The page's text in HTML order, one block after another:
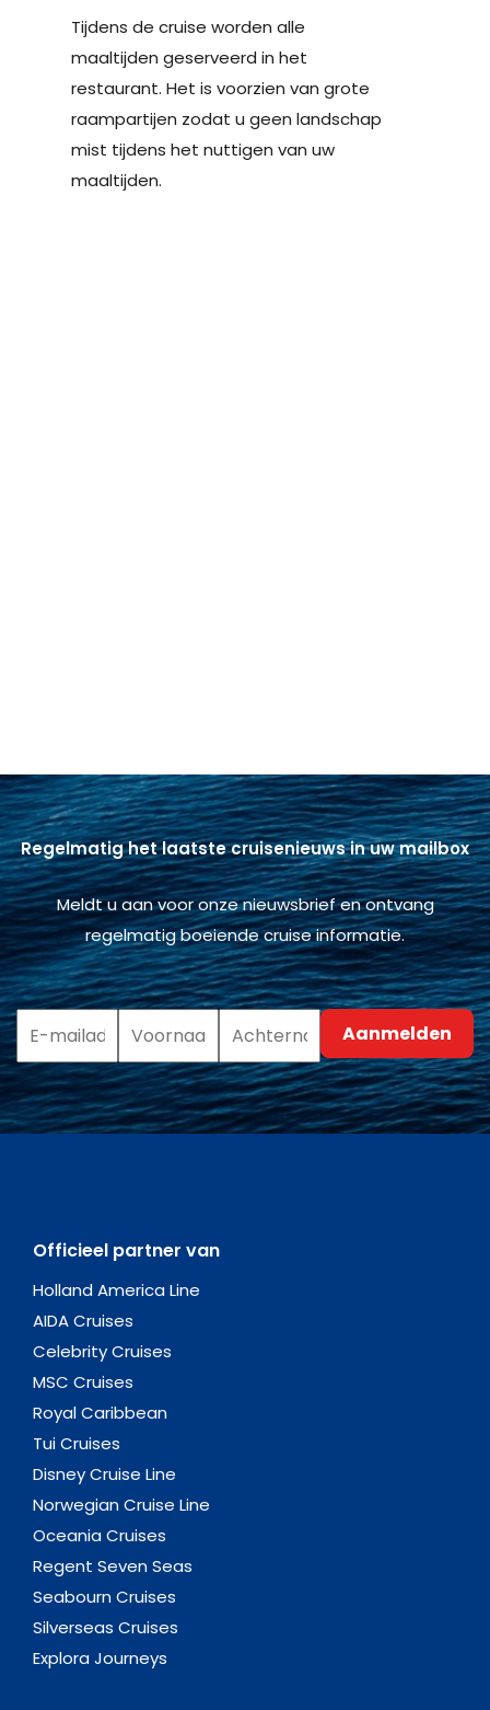
Tijdens de cruise worden alle
maaltijden geserveerd in het
restaurant. Het is voorzien van grote
raampartijen zodat u geen landschap
mist tijdens het nuttigen van uw
maaltijden.
Regelmatig het laatste cruisenieuws in uw mailbox
Meldt u aan voor onze nieuwsbrief en ontvang
regelmatig boeiende cruise informatie.
Officieel partner van
Holland America Line
AIDA Cruises
Celebrity Cruises
MSC Cruises
Royal Caribbean
Tui Cruises
Disney Cruise Line
Norwegian Cruise Line
Oceania Cruises
Regent Seven Seas
Seabourn Cruises
Silverseas Cruises
Explora Journeys